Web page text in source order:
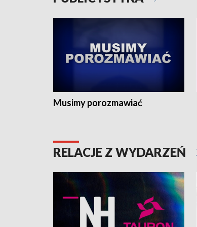
Musimy porozmawiać
RELACJE Z WYDARZEŃ